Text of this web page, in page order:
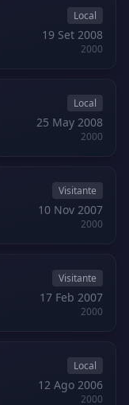
Local
19 Set 2008
2000
Local
25 May 2008
2000
Visitante
10 Nov 2007
2000
Visitante
17 Feb 2007
2000
Local
12 Ago 2006
2000